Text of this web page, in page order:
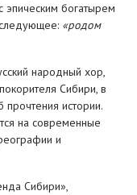
эпическим богатырем
«родом
народный хор,
Сибири, в
прочтения истории.
на современные
и
Сибири»,